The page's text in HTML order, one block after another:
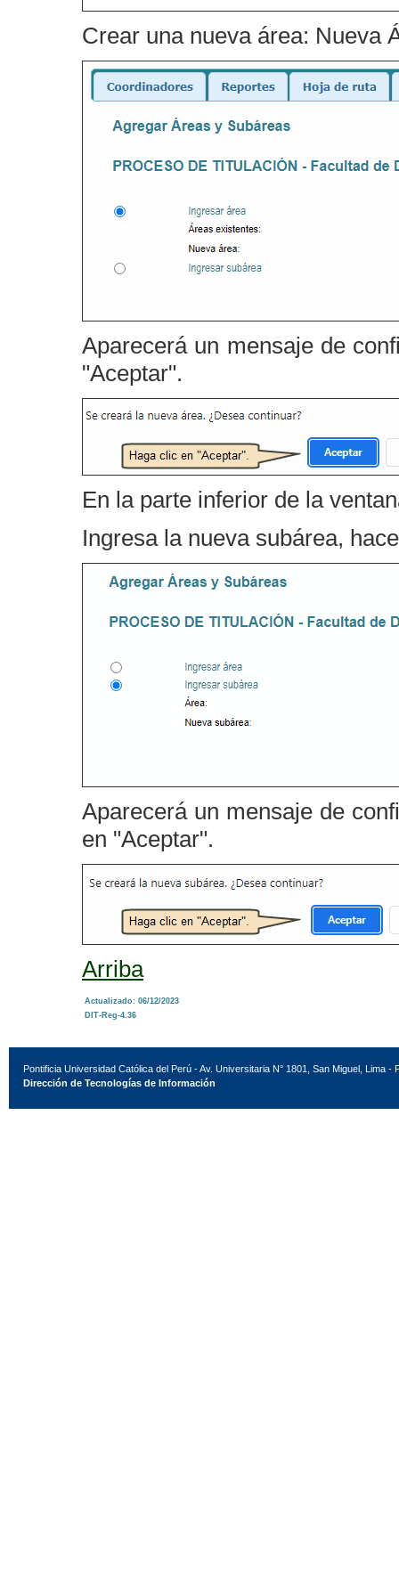
Crear una nueva área: Nueva
Aparecerá un mensaje de
"Aceptar".
En la parte inferior de la
Ingresa la nueva subárea,
Aparecerá un mensaje de
en "Aceptar".
Arriba
Actualizado: 06/12/2023
DIT-Reg-4.36
Pontificia Universidad Católica del Perú - Av. Universitaria N° 1801, San Miguel, Lima -
Dirección de Tecnologías de Información